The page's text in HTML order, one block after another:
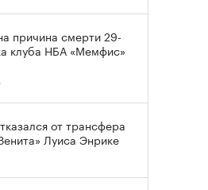
причина смерти 29-
клуба НБА «Мемфис»
от трансфера
Луиса Энрике